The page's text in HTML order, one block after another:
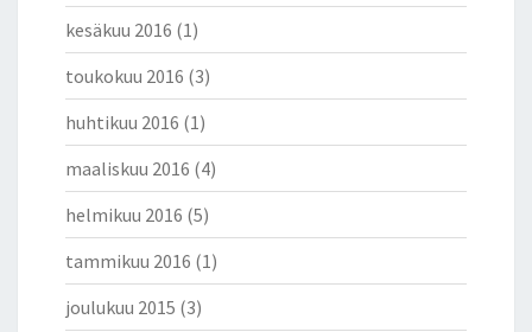
kesäkuu 2016 (1)
toukokuu 2016 (3)
huhtikuu 2016 (1)
maaliskuu 2016 (4)
helmikuu 2016 (5)
tammikuu 2016 (1)
joulukuu 2015 (3)